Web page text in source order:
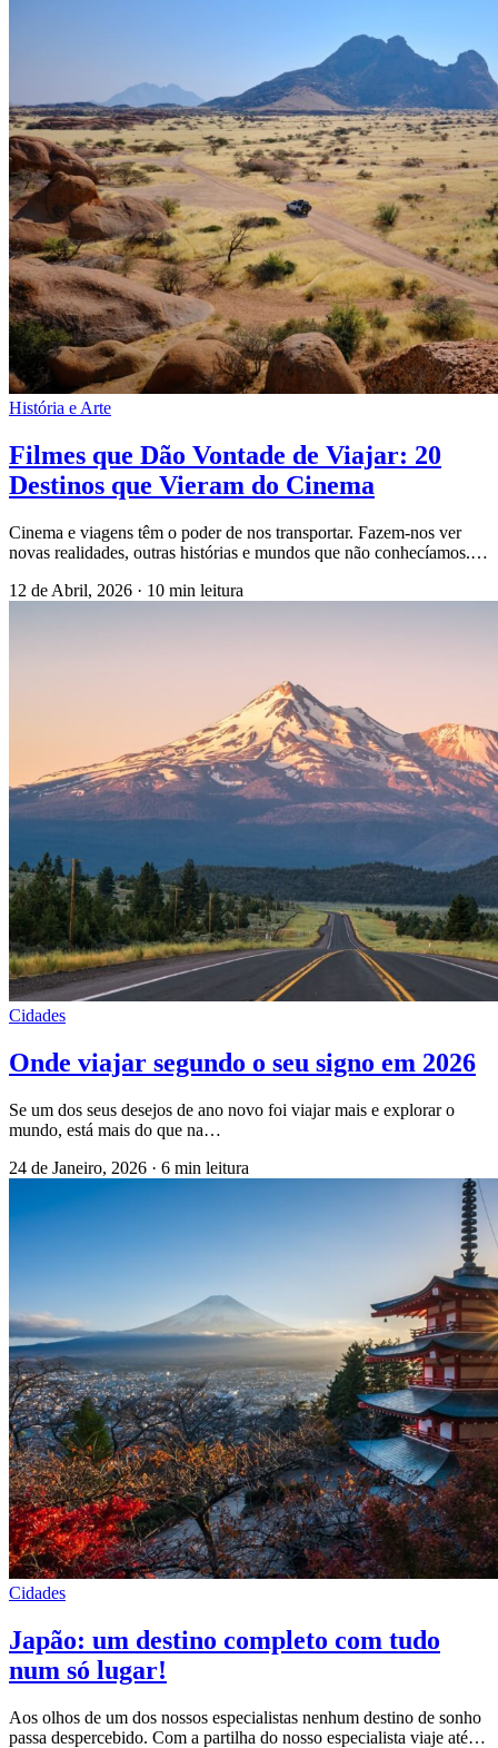
História e Arte
Filmes que Dão Vontade de Viajar: 20
Destinos que Vieram do Cinema
Cinema e viagens têm o poder de nos transportar. Fazem-nos ver
novas realidades, outras histórias e mundos que não conhecíamos.…
12 de Abril, 2026 · 10 min leitura
Cidades
Onde viajar segundo o seu signo em 2026
Se um dos seus desejos de ano novo foi viajar mais e explorar o
mundo, está mais do que na…
24 de Janeiro, 2026 · 6 min leitura
Cidades
Japão: um destino completo com tudo
num só lugar!
Aos olhos de um dos nossos especialistas nenhum destino de sonho
passa despercebido. Com a partilha do nosso especialista viaje até…